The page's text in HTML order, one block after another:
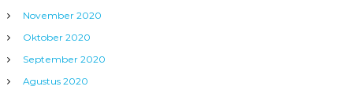
November 2020
Oktober 2020
September 2020
Agustus 2020